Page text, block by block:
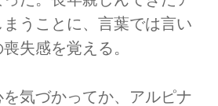
うことに、言葉では言い
失感を覚える。
気づかってか、アルピナ